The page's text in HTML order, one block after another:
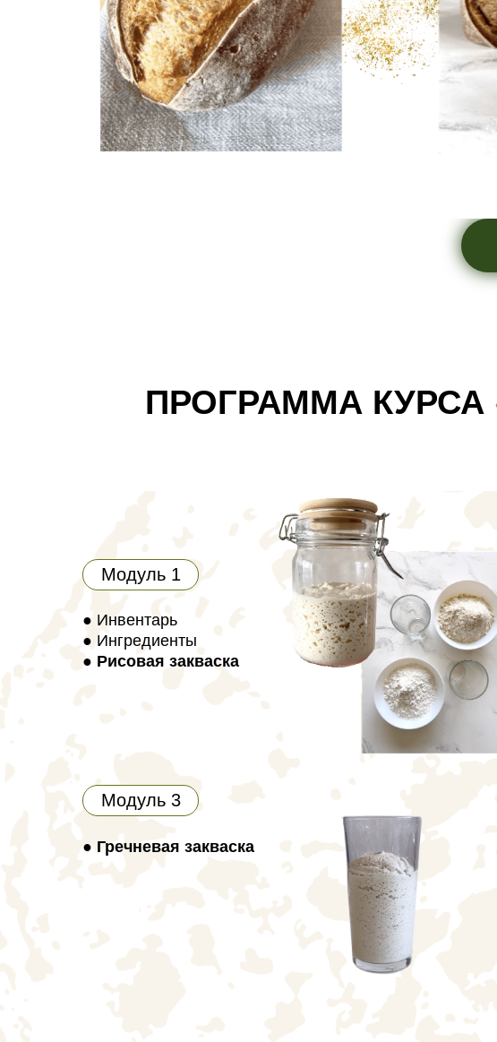
ПРОГРАММА КУРСА
Модуль 3
● Гречневая закваска
Модуль 1
● Инвентарь
● Ингредиенты
● Рисовая закваска